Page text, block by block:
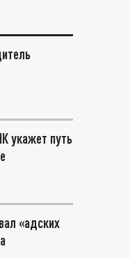
укажет путь
«адских